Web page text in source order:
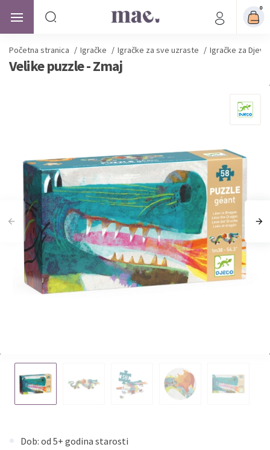
0
Početna stranica / Igračke / Igračke za sve uzraste / Igračke za
Velike puzzle - Zmaj
Dob: od 5+ godina starosti